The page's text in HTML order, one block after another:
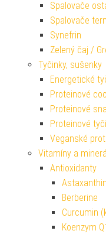
Spalovače
Spalovače
Synefrin
Zelený čaj /
Tyčinky, sušenky
Energetické
Proteinové
Proteinové
Proteinové
Veganské
Vitamíny a
Antioxidanty
Astaxanthin
Berberine
Curcumin
Koenzym